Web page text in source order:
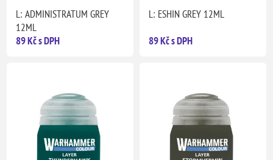
L: ADMINISTRATUM GREY
12ML
89 Kč s DPH
L: ESHIN GREY 12ML
89 Kč s DPH